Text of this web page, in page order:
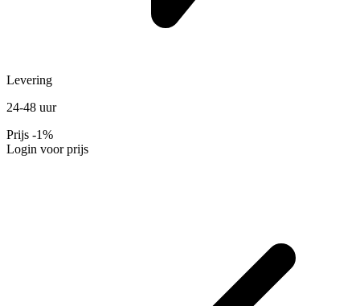
Levering
24-48 uur
Prijs -1%
Login voor prijs